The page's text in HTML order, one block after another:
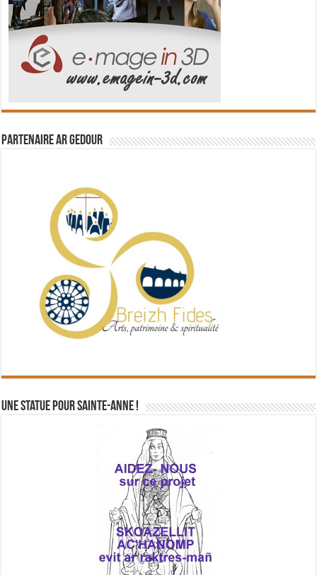
Partenaire Ar Gedour
Une statue pour Sainte-Anne !